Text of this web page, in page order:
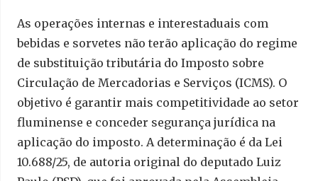
As operações internas e interestaduais com
bebidas e sorvetes não terão aplicação do regime
de substituição tributária do Imposto sobre
Circulação de Mercadorias e Serviços (ICMS). O
objetivo é garantir mais competitividade ao setor
fluminense e conceder segurança jurídica na
aplicação do imposto. A determinação é da Lei
10.688/25, de autoria original do deputado Luiz